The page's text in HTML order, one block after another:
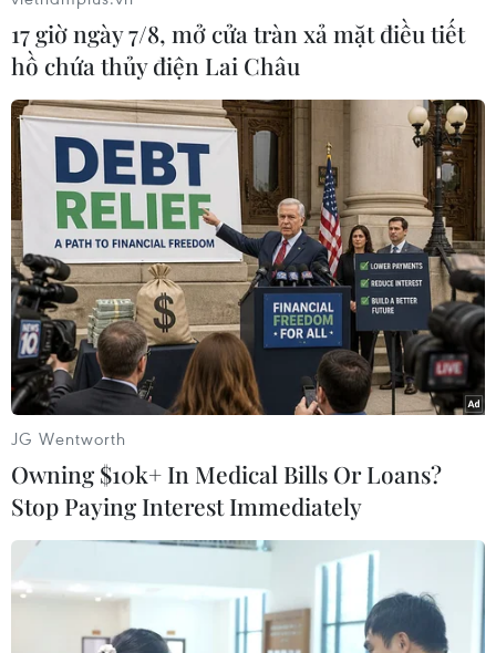
#Nam Sudan
#chính phủ chuyển tiếp
#thỏa thuận hòa bình
#nội chiến
#nạn đói
#bạo lực
Nam Sudan
Theo dõi VietnamPlus
TIN LIÊN QUAN
17 giờ ngày 7/8, mở cửa tràn xả mặt điều tiết
hồ chứa thủy điện Lai Châu
JG Wentworth
Owning $10k+ In Medical Bills Or Loans?
Stop Paying Interest Immediately